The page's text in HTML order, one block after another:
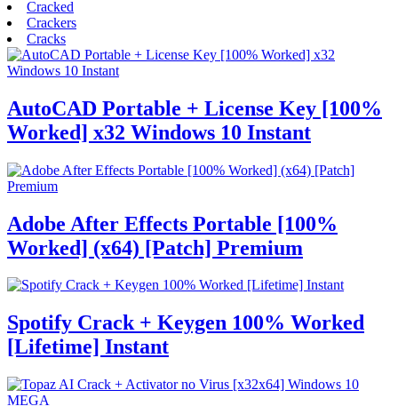
Cracked
Crackers
Cracks
AutoCAD Portable + License Key [100%
Worked] x32 Windows 10 Instant
Adobe After Effects Portable [100%
Worked] (x64) [Patch] Premium
Spotify Crack + Keygen 100% Worked
[Lifetime] Instant